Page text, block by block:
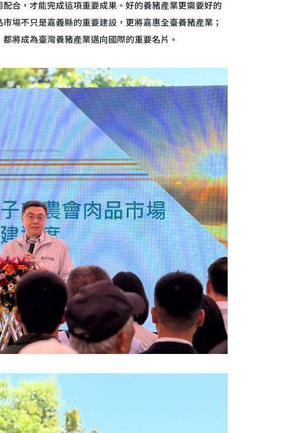
合，才能完成這項重要成果。好的養豬產業更需要好的
場不只是嘉義縣的重要建設，更將嘉惠全臺養豬產業；
將成為臺灣養豬產業邁向國際的重要名片。